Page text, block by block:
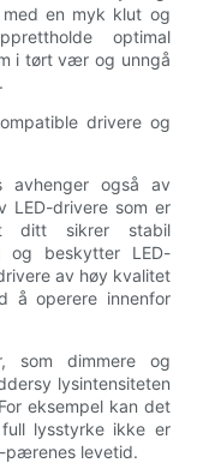
med en myk klut og
optimal
i tørt vær og unngå
drivere og
avhenger også av
LED-drivere som er
ditt sikrer stabil
og beskytter LED-
av høy kvalitet
å operere innenfor
som dimmere og
lysintensiteten
eksempel kan det
lysstyrke ikke er
pærenes levetid.